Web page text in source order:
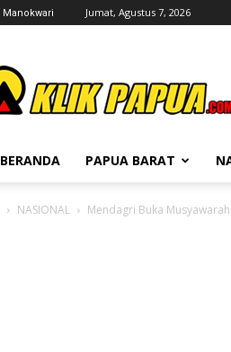
Manokwari Jumat, Agustus 7, 2026
BERANDA PAPUA BARAT
NASIONAL Mendagri Buka